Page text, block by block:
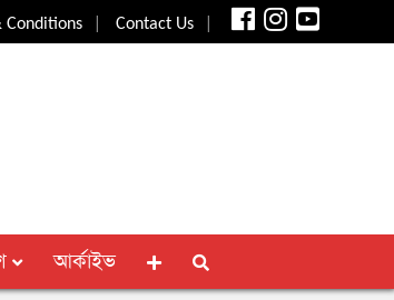
Conditions| Contact Us|
আর্কাইভ